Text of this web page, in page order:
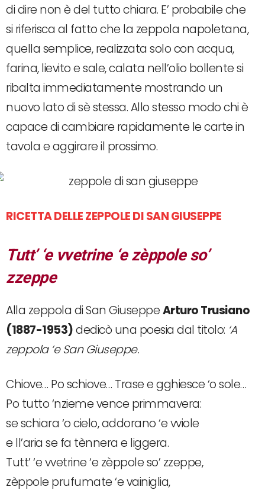
di dire non è del tutto chiara. E’ probabile che
si riferisca al fatto che la zeppola napoletana,
quella semplice, realizzata solo con acqua,
farina, lievito e sale, calata nell’olio bollente si
ribalta immediatamente mostrando un
nuovo lato di sè stessa. Allo stesso modo chi è
capace di cambiare rapidamente le carte in
tavola e aggirare il prossimo.
RICETTA DELLE ZEPPOLE DI SAN GIUSEPPE
Tutt’ ‘e vvetrine ‘e zèppole so’
zzeppe
Alla zeppola di San GiuseppeArturo Trusiano
(1887-1953)dedicò una poesia dal titolo: ‘A
zeppola ‘e San Giuseppe.
Chiove… Po schiove… Trase e gghiesce ‘o sole…
Po tutto ‘nzieme vence primmavera:
se schiara ‘o cielo, addorano ‘e vviole
e ll’aria se fa tènnera e liggera.
Tutt’ ‘e vvetrine ‘e zèppole so’ zzeppe,
zèppole prufumate ‘e vainiglia,